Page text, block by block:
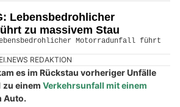
Lebensbedrohlicher
zu massivem Stau
REDAKTION
es im Rückstau vorheriger Unfälle
zu einem Verkehrsunfall mit einem
Auto.